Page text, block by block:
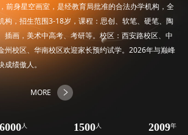
前身星空画室，是经教育局批准的合法办学机构，全
构，招生范围3-18岁，课程：思创、软笔、硬笔、陶
插画，美术中高考、考研等。校区：西安路校区、中
州校区、华南校区欢迎家长预约试学。2026年与巅峰
绩傲人。
MORE
6000人
1500人
2009年